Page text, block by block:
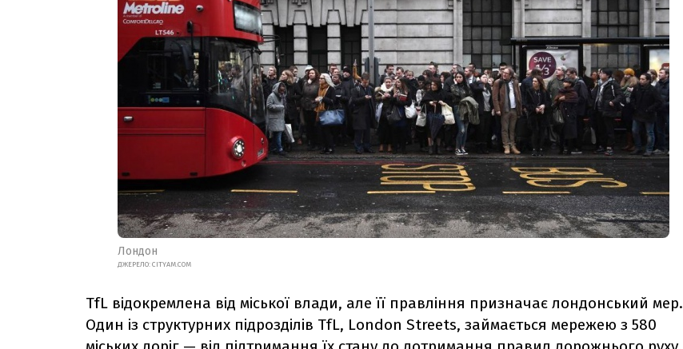
Лондон
ДЖЕРЕЛО: CITYAM.COM
TfL відокремлена від міської влади, але її правління призначає лондонський мер.
Один із структурних підрозділів TfL, London Streets, займається мережею з 580